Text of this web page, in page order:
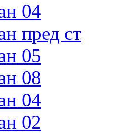
04
пред ст
05
08
04
02